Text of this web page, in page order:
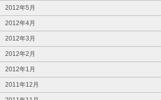
2012年5月
2012年4月
2012年3月
2012年2月
2012年1月
2011年12月